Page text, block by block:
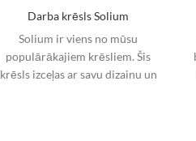
Darba krēsls Solium
Solium ir viens no mūsu
populārākajiem krēsliem. Šis
krēsls izceļas ar savu dizainu un